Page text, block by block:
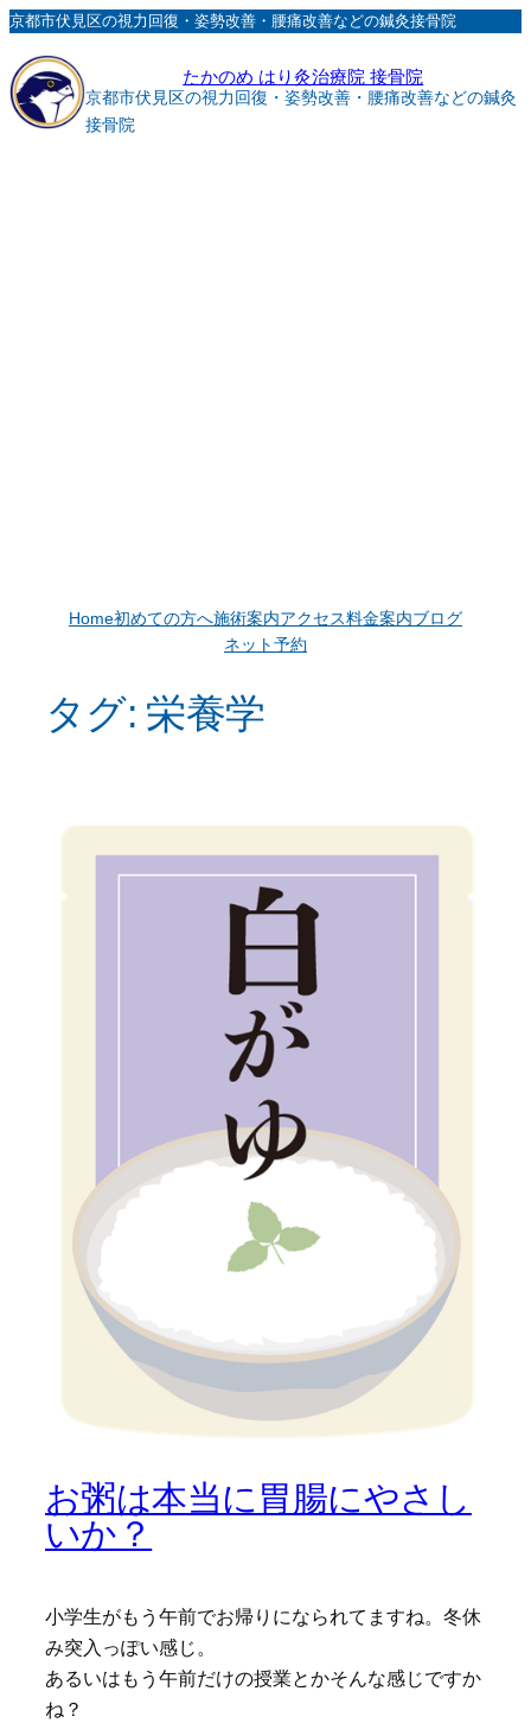
内
を
ス
キ
京都市伏見区の視力回復・姿勢改善・腰痛改善などの鍼灸接骨院
たかのめ はり灸治療院 接骨院
京都市伏見区の視力回復・姿勢改善・腰痛改善などの鍼灸
接骨院
Home初めての方へ施術案内アクセス料金案内ブログ
ネット予約
タグ: 栄養学
お粥は本当に胃腸にやさし
いか？
小学生がもう午前でお帰りになられてますね。冬休
み突入っぽい感じ。
あるいはもう午前だけの授業とかそんな感じですか
ね？